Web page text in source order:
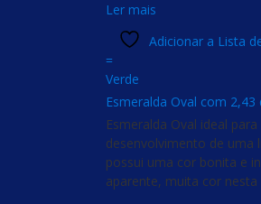
Ler mais
Adicionar a Lista
=
Verde
Esmeralda Oval com 2,43
Esmeralda Oval ideal para
desenvolvimento de uma
possui uma cor bonita e
aparente, muita cor nesta